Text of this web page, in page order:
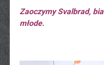
Zaoczymy Svalbrad,
młode.